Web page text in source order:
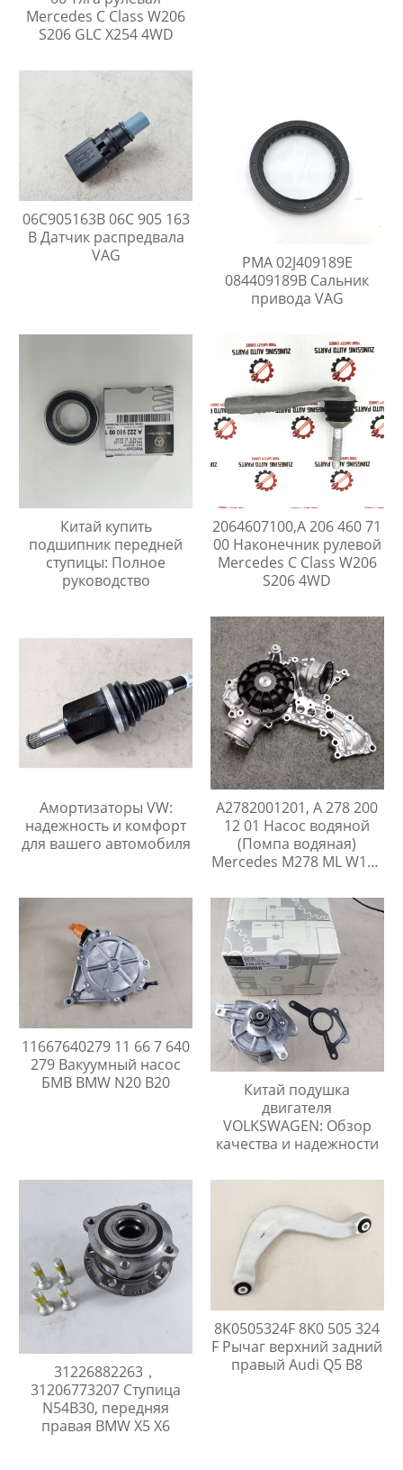
Mercedes C Class W206
S206 GLC X254 4WD
06C905163B 06C 905 163
B Датчик распредвала
VAG
PMA 02J409189E
084409189B Сальник
привода VAG
Китай купить
подшипник передней
ступицы: Полное
руководство
2064607100,A 206 460 71
00 Наконечник рулевой
Mercedes C Class W206
S206 4WD
Амортизаторы VW:
надежность и комфорт
для вашего автомобиля
A2782001201, A 278 200
12 01 Насос водяной
(Помпа водяная)
Mercedes M278 ML W166
C216 CLS C218 S C217
W221 W222 SL R231
11667640279 11 66 7 640
279 Вакуумный насос
БМВ BMW N20 B20
Китай подушка
двигателя
VOLKSWAGEN: Обзор
качества и надежности
31226882263，
31206773207 Ступица
N54B30, передняя
правая BMW X5 X6
8K0505324F 8K0 505 324
F Рычаг верхний задний
правый Audi Q5 B8